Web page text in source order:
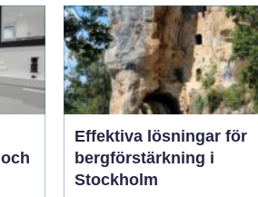
Effektiva lösningar för
bergförstärkning i
Stockholm